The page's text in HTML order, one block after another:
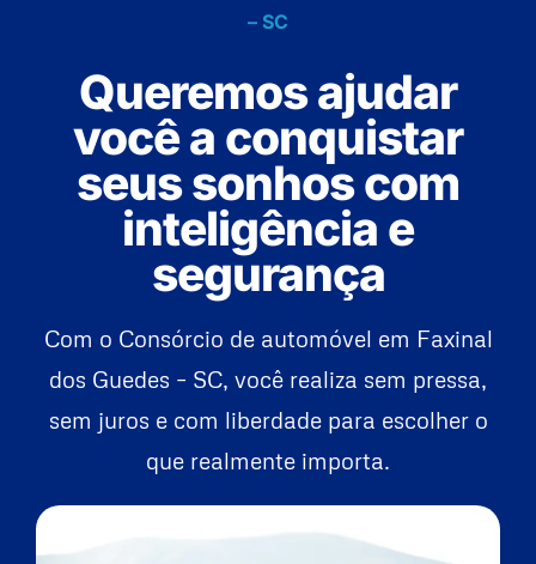
– SC
Queremos ajudar
você a conquistar
seus sonhos com
inteligência e
segurança
Com o Consórcio de automóvel em Faxinal
dos Guedes – SC, você realiza sem pressa,
sem juros e com liberdade para escolher o
que realmente importa.